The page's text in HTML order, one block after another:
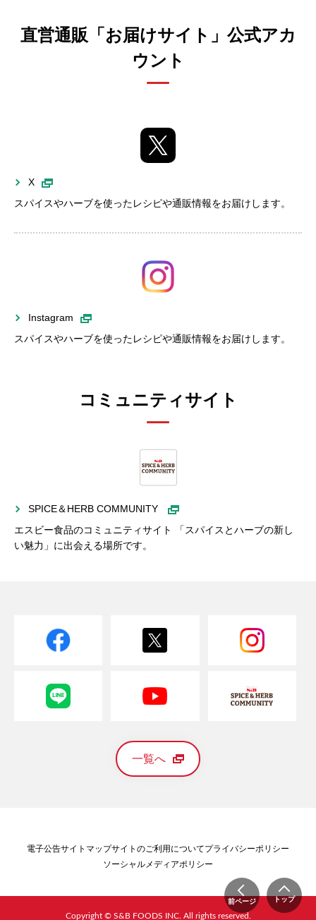
直営通販「お届けサイト」公式アカ
ウント
X
スパイスやハーブを使ったレシピや通販情報をお届けします。
Instagram
スパイスやハーブを使ったレシピや通販情報をお届けします。
コミュニティサイト
SPICE＆HERB COMMUNITY
エスビー食品のコミュニティサイト 「スパイスとハーブの新し
い魅力」に出会える場所です。
前ページ トップ
一覧へ
電子公告サイトマップサイトのご利用についてプライバシーポリシー
ソーシャルメディアポリシー
Copyright © S&B FOODS INC. All rights reserved.